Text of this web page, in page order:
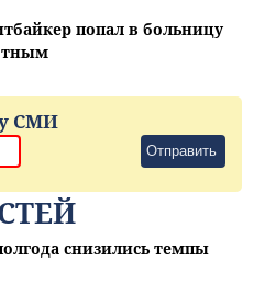
попал в больницу
СМИ
Отправить
снизились темпы